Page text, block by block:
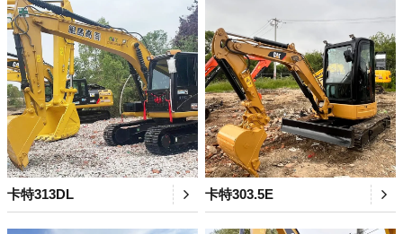
卡特313DL 卡特303.5E